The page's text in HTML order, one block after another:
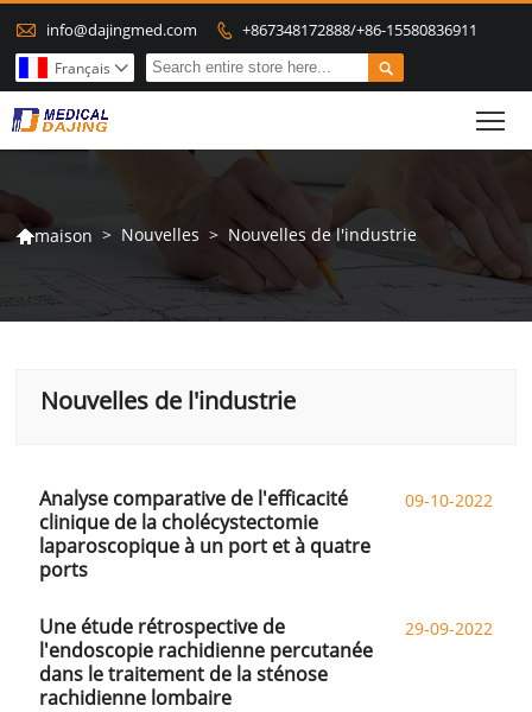
 info@dajingmed.com  +867348172888/+86-15580836911

Français 
maison > Nouvelles > Nouvelles de l'industrie
Nouvelles de l'industrie
09-10-2022
Analyse comparative de l'efficacité
clinique de la cholécystectomie
laparoscopique à un port et à quatre
ports
29-09-2022
Une étude rétrospective de
l'endoscopie rachidienne percutanée
dans le traitement de la sténose
rachidienne lombaire